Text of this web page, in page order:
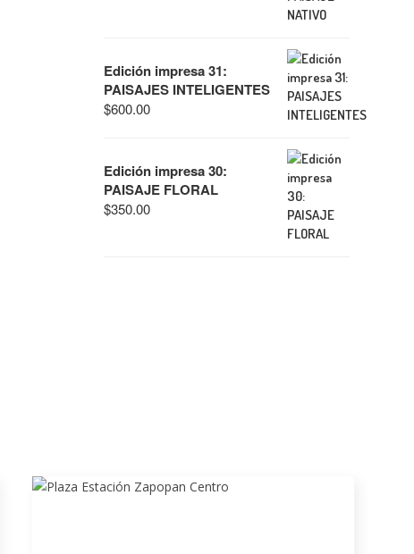
Edición impresa 31:
PAISAJES INTELIGENTES
$600.00
Edición impresa 30:
PAISAJE FLORAL
$350.00